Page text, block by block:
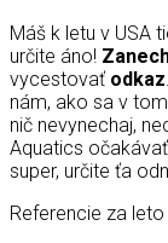
Máš k letu v USA
určite áno!
vycestovať odkaz.
nám, ako sa v
nič nevynechaj,
Aquatics
super, určite ťa
Referencie za